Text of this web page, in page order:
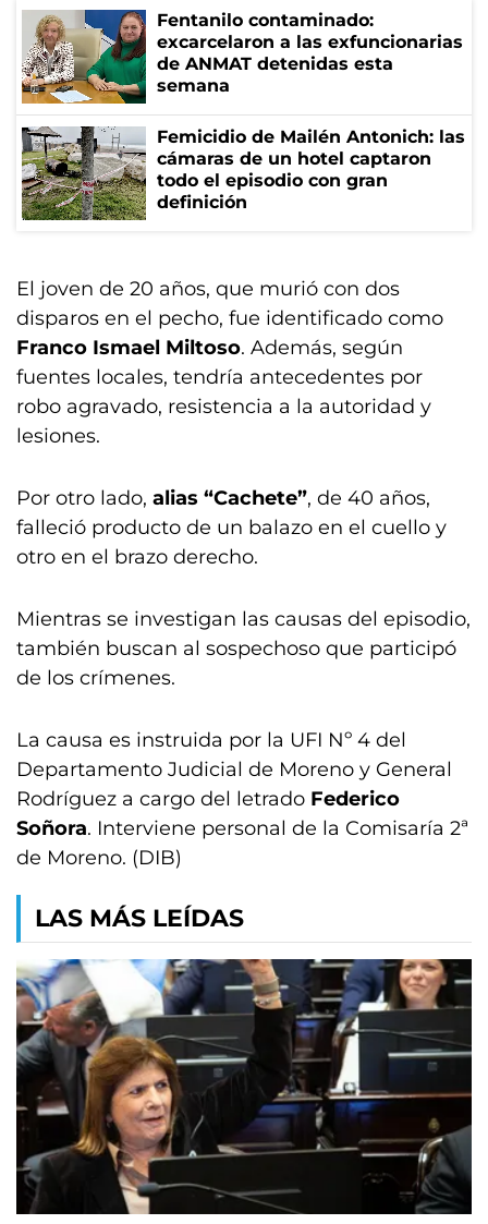
Fentanilo contaminado:
excarcelaron a las exfuncionarias
de ANMAT detenidas esta
semana
Femicidio de Mailén Antonich: las
cámaras de un hotel captaron
todo el episodio con gran
definición
El joven de 20 años, que murió con dos
disparos en el pecho, fue identificado como
Franco Ismael Miltoso. Además, según
fuentes locales, tendría antecedentes por
robo agravado, resistencia a la autoridad y
lesiones.
Por otro lado, alias “Cachete”, de 40 años,
falleció producto de un balazo en el cuello y
otro en el brazo derecho.
Mientras se investigan las causas del episodio,
también buscan al sospechoso que participó
de los crímenes.
La causa es instruida por la UFI Nº 4 del
Departamento Judicial de Moreno y General
Rodríguez a cargo del letrado Federico
Soñora. Interviene personal de la Comisaría 2ª
de Moreno. (DIB)
LAS MÁS LEÍDAS